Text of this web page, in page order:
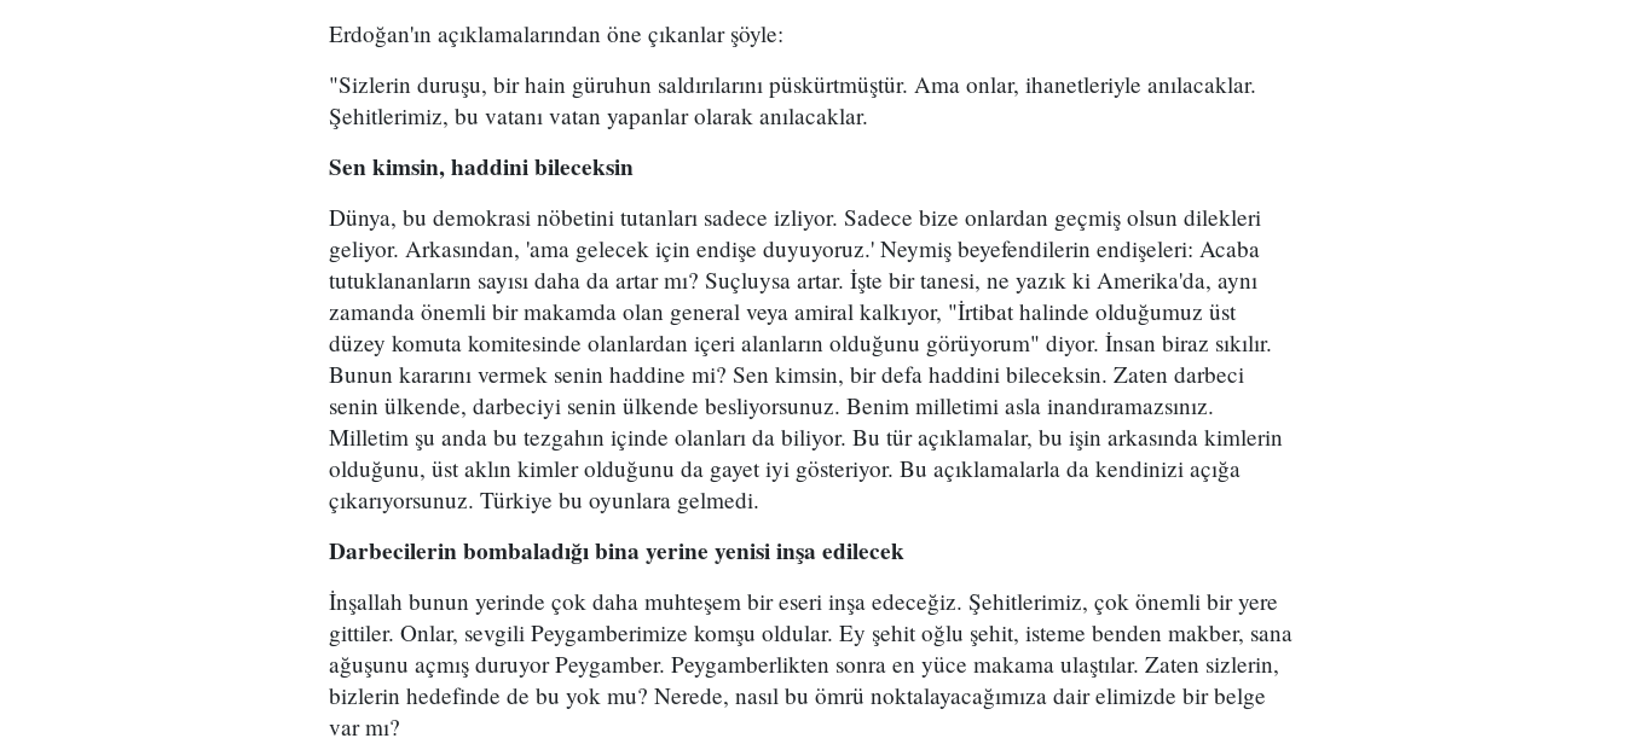
Erdoğan'ın açıklamalarından öne çıkanlar şöyle:
"Sizlerin duruşu, bir hain güruhun saldırılarını püskürtmüştür. Ama onlar, ihanetleriyle anılacaklar.
Şehitlerimiz, bu vatanı vatan yapanlar olarak anılacaklar.
Sen kimsin, haddini bileceksin
Dünya, bu demokrasi nöbetini tutanları sadece izliyor. Sadece bize onlardan geçmiş olsun dilekleri
geliyor. Arkasından, 'ama gelecek için endişe duyuyoruz.' Neymiş beyefendilerin endişeleri: Acaba
tutuklananların sayısı daha da artar mı? Suçluysa artar. İşte bir tanesi, ne yazık ki Amerika'da, aynı
zamanda önemli bir makamda olan general veya amiral kalkıyor, "İrtibat halinde olduğumuz üst
düzey komuta komitesinde olanlardan içeri alanların olduğunu görüyorum" diyor. İnsan biraz sıkılır.
Bunun kararını vermek senin haddine mi? Sen kimsin, bir defa haddini bileceksin. Zaten darbeci
senin ülkende, darbeciyi senin ülkende besliyorsunuz. Benim milletimi asla inandıramazsınız.
Milletim şu anda bu tezgahın içinde olanları da biliyor. Bu tür açıklamalar, bu işin arkasında kimlerin
olduğunu, üst aklın kimler olduğunu da gayet iyi gösteriyor. Bu açıklamalarla da kendinizi açığa
çıkarıyorsunuz. Türkiye bu oyunlara gelmedi.
Darbecilerin bombaladığı bina yerine yenisi inşa edilecek
İnşallah bunun yerinde çok daha muhteşem bir eseri inşa edeceğiz. Şehitlerimiz, çok önemli bir yere
gittiler. Onlar, sevgili Peygamberimize komşu oldular. Ey şehit oğlu şehit, isteme benden makber, sana
ağuşunu açmış duruyor Peygamber. Peygamberlikten sonra en yüce makama ulaştılar. Zaten sizlerin,
bizlerin hedefinde de bu yok mu? Nerede, nasıl bu ömrü noktalayacağımıza dair elimizde bir belge
var mı?